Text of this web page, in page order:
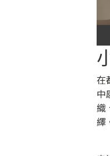
在
中
織
繹